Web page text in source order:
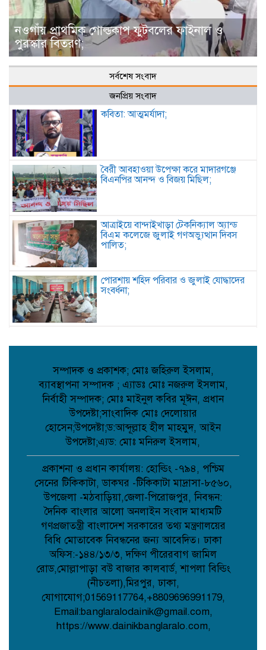
নওগাঁয় প্রাথমিক গোল্ডকাপ ফুটবলের ফাইনাল ও
পুরস্কার বিতরণ;
সর্বশেষ সংবাদ
জনপ্রিয় সংবাদ
কবিতা: আত্মমর্যাদা;
বৈরী আবহাওয়া উপেক্ষা করে মাদারগঞ্জে
বিএনপির আনন্দ ও বিজয় মিছিল;
আত্রাইয়ে বান্দাইখাড়া টেকনিক্যাল অ্যান্ড
বিএম কলেজে জুলাই গণঅভ্যুত্থান দিবস
পালিত;
পোরশায় শহিদ পরিবার ও জুলাই যোদ্ধাদের
সংবর্ধনা;
স্মৃতিচারণ জুলাই যোদ্ধাদের সংবর্ধনা ও
ডাসারে কাঠের ফার্নিচারে কাজ করতে গিয়ে
বিস্ফোরণে শিশুর মৃত্যু;
সেবা’র নতুন উপদেষ্টা মনোনীত হলেন
মালয়েশিয়া প্রবাসী ব্যবসায়ী এম আলী
হোসেন;
বেলকুচিতে গণঅভ্যুত্থান দিবসে ইসলামী
আন্দোলনের গণমিছিল ও গণহত্যার বিচারের
দাবি: “আদর্শিক বিজয়ের বিকল্প নেই”
ফিরে দেখা: ৫ আগস্ট ২০২৪ ফিরে দেখা:
হাসিনার বিদায়ের পর উৎসব, উচ্ছ্বাস আর
অস্থিরতায় কেটেছিল কুমিল্লার সেই দিন;
বাংলাদেশ সিএনজি অটোরিকশা ইউনিট-এর
পক্ষ থেকে ‘৩৬ জুলাই’ উপলক্ষে শাহাদাৎ
হোসেন লিটনের শুভেচ্ছা বার্তা;
সম্পাদক ও প্রকাশক; মোঃ জহিরুল ইসলাম,
ব্যাবস্থাপনা সম্পাদক ; এ্যাডঃ মোঃ নজরুল ইসলাম,
নির্বাহী সম্পাদক; মোঃ মাইনুল কবির মূঈন, প্রধান
উপদেষ্টা;সাংবাদিক মোঃ দেলোয়ার
হোসেন;উপদেষ্টা;ড:আব্দূল্লাহ হীল মাহমুদ, আইন
উপদেষ্টা;এ্যড: মোঃ মনিরুল ইসলাম,
প্রকাশনা ও প্রধান কার্যালয়: হোল্ডিং -৭৯৪, পশ্চিম
সেনের টিকিকাটা, ডাকঘর -টিকিকাটা মাদ্রাসা-৮৫৬০,
উপজেলা -মঠবাড়িয়া,জেলা-পিরোজপুর, নিবন্ধন:
দৈনিক বাংলার আলো অনলাইন সংবাদ মাধ্যমটি
গণপ্রজাতন্ত্রী বাংলাদেশ সরকারের তথ্য মন্ত্রণালয়ের
বিধি মোতাবেক নিবন্ধনের জন্য আবেদিত। ঢাকা
অফিস:-১৪৪/১৩/৩, দক্ষিণ পীরেরবাগ জামিল
রোড,মোল্লাপাড়া বউ বাজার কালবার্ড, শাপলা বিল্ডিং
(নীচতলা),মিরপুর, ঢাকা,
যোগাযোগ;01569117764,+8809696991179,
Email:banglaralodainik@gmail.com,
https://www.dainikbanglaralo.com,